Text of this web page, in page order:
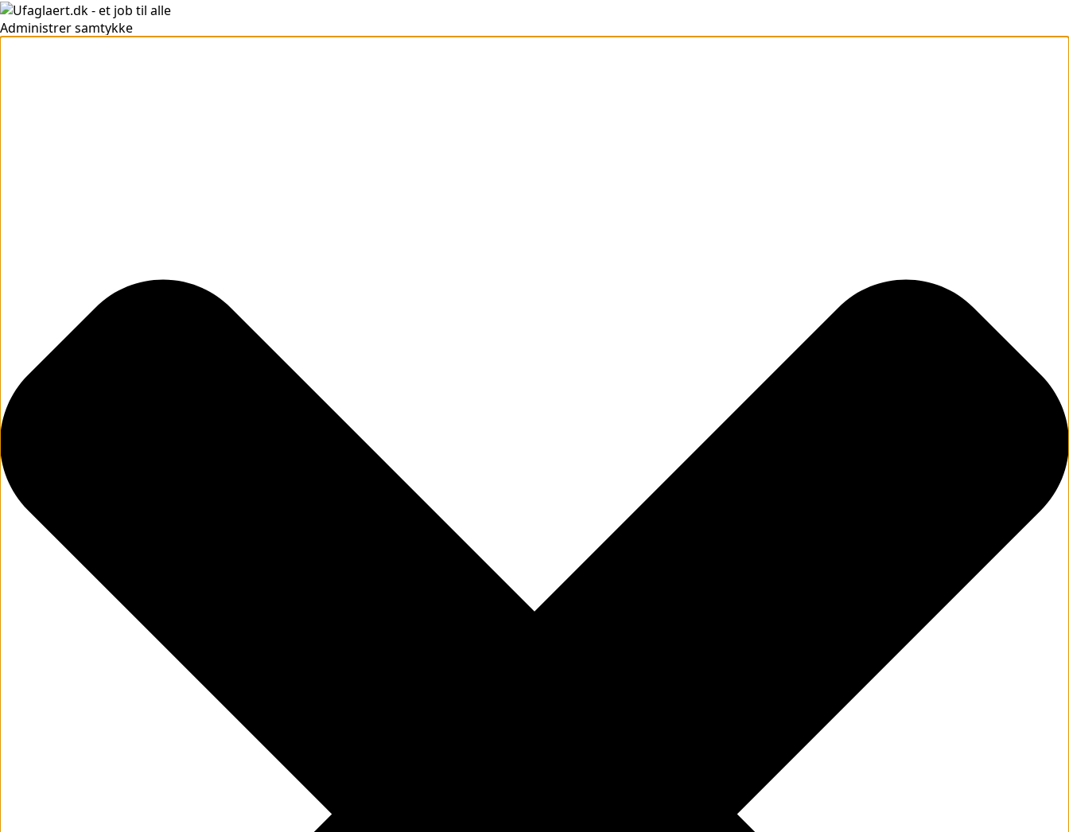
Administrer samtykke